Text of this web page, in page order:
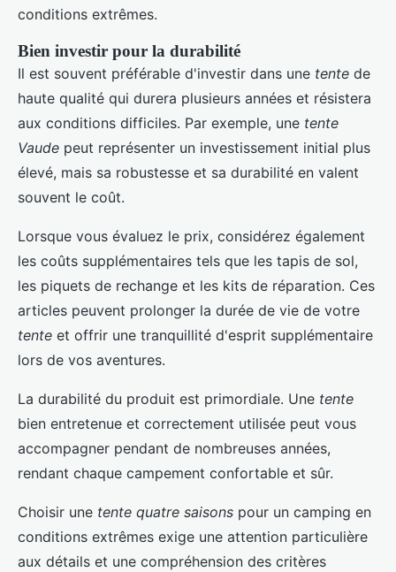
conditions extrêmes.
Bien investir pour la durabilité
Il est souvent préférable d'investir dans une tente de
haute qualité qui durera plusieurs années et résistera
aux conditions difficiles. Par exemple, une tente
Vaude peut représenter un investissement initial plus
élevé, mais sa robustesse et sa durabilité en valent
souvent le coût.
Lorsque vous évaluez le prix, considérez également
les coûts supplémentaires tels que les tapis de sol,
les piquets de rechange et les kits de réparation. Ces
articles peuvent prolonger la durée de vie de votre
tente et offrir une tranquillité d'esprit supplémentaire
lors de vos aventures.
La durabilité du produit est primordiale. Une tente
bien entretenue et correctement utilisée peut vous
accompagner pendant de nombreuses années,
rendant chaque campement confortable et sûr.
Choisir une tente quatre saisons pour un camping en
conditions extrêmes exige une attention particulière
aux détails et une compréhension des critères